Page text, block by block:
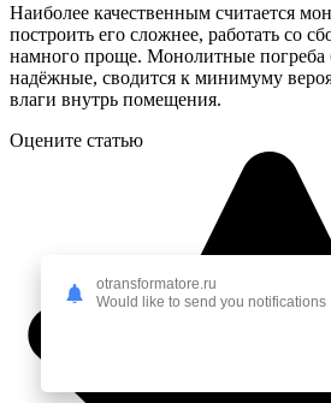
Наиболее качественным считается
построить его сложнее, работать со
намного проще. Монолитные погреба
надёжные, сводится к минимуму
влаги внутрь помещения.
Оцените статью
otransformatore.ru
Would like to send you notifications